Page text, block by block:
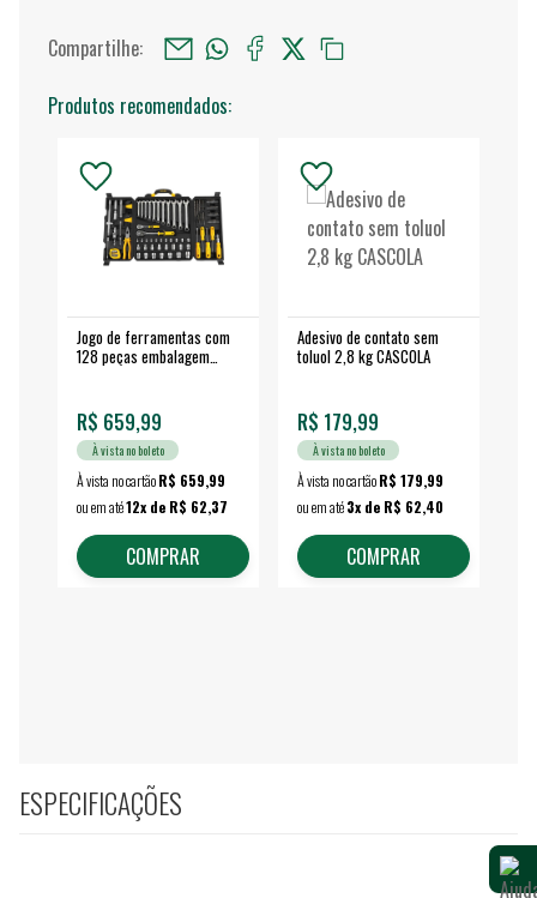
Compartilhe:
Produtos recomendados:
Jogo de ferramentas com
128 peças embalagem
R$ 659,99
À vista no boleto
À vista no cartãoR$ 659,99
ou em até12x de R$ 62,37
COMPRAR
Adesivo de contato sem
toluol 2,8 kg CASCOLA
R$ 179,99
À vista no boleto
À vista no cartãoR$ 179,99
ou em até3x de R$ 62,40
COMPRAR
ESPECIFICAÇÕES